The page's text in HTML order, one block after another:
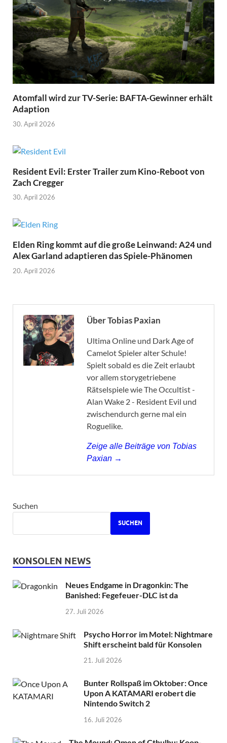
Atomfall wird zur TV-Serie: BAFTA-Gewinner erhält
Adaption
30. April 2026
Resident Evil: Erster Trailer zum Kino-Reboot von
Zach Cregger
30. April 2026
Elden Ring kommt auf die große Leinwand: A24 und
Alex Garland adaptieren das Spiele-Phänomen
20. April 2026
Über Tobias Paxian
Ultima Online und Dark Age of
Camelot Spieler alter Schule!
Spielt sobald es die Zeit erlaubt
vor allem storygetriebene
Rätselspiele wie The Occultist -
Alan Wake 2 - Resident Evil und
zwischendurch gerne mal ein
Roguelike.
Zeige alle Beiträge von Tobias
Paxian →
Suchen
SUCHEN
KONSOLEN NEWS
Neues Endgame in Dragonkin: The
Banished: Fegefeuer-DLC ist da
27. Juli 2026
Psycho Horror im Motel: Nightmare
Shift erscheint bald für Konsolen
21. Juli 2026
Bunter Rollspaß im Oktober: Once
Upon A KATAMARI erobert die
Nintendo Switch 2
16. Juli 2026